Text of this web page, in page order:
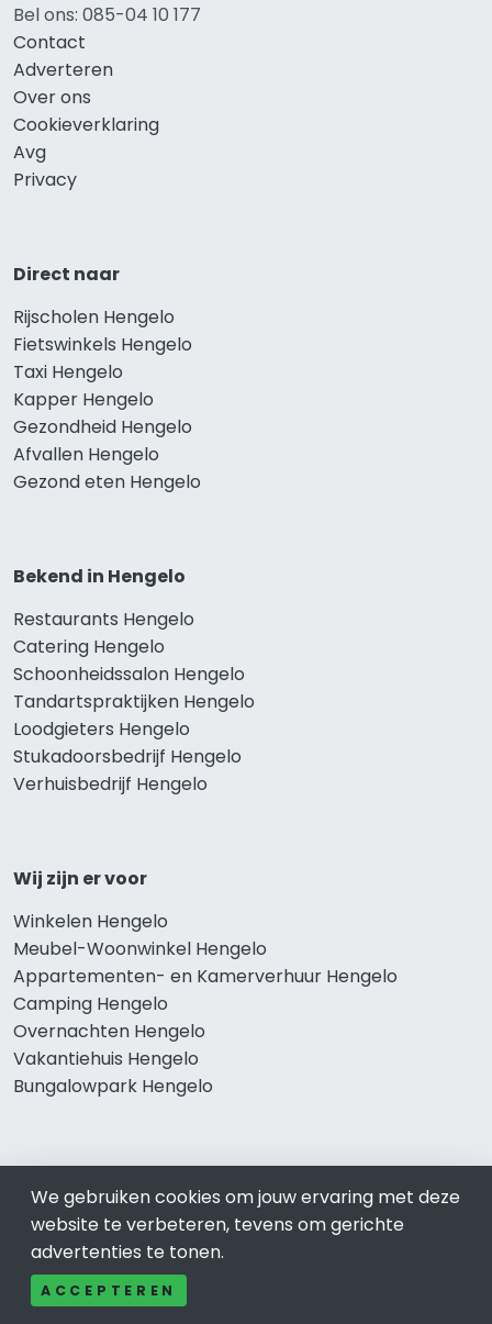
Bel ons: 085-04 10 177
Contact
Adverteren
Over ons
Cookieverklaring
Avg
Privacy
Direct naar
Rijscholen Hengelo
Fietswinkels Hengelo
Taxi Hengelo
Kapper Hengelo
Gezondheid Hengelo
Afvallen Hengelo
Gezond eten Hengelo
Bekend in Hengelo
Restaurants Hengelo
Catering Hengelo
Schoonheidssalon Hengelo
Tandartspraktijken Hengelo
Loodgieters Hengelo
Stukadoorsbedrijf Hengelo
Verhuisbedrijf Hengelo
Wij zijn er voor
Winkelen Hengelo
Meubel-Woonwinkel Hengelo
Appartementen- en Kamerverhuur Hengelo
Camping Hengelo
Overnachten Hengelo
Vakantiehuis Hengelo
Bungalowpark Hengelo
Klussenbedrijf Hengelo
Notarissen Hengelo
Taxateurs Hengelo
Schoonmaakbedrijf Hengelo
We gebruiken cookies om jouw ervaring met deze
website te verbeteren, tevens om gerichte
advertenties te tonen.
ACCEPTEREN